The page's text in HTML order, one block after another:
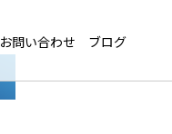
お問い合わせ ブログ